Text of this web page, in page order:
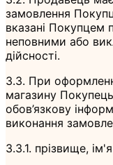
замовлення
вказані Покупцем
неповними або
дійсності.
3.3. При
магазину
обов’язкову
виконання
3.3.1. прізвище,